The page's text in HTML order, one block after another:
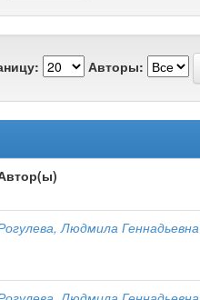
Авторы:
Людмила Геннадьевна